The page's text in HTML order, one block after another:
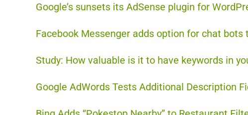
Google’s sunsets its AdSense plugin for
Facebook Messenger adds option for chat bots
Study: How valuable is it to have keywords in
Google AdWords Tests Additional Description